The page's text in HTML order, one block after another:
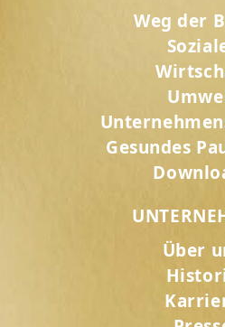
Weg der
Gesundes
Über